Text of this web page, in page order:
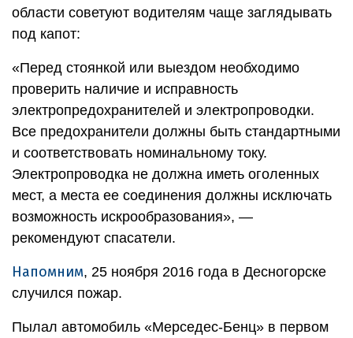
области советуют водителям чаще заглядывать
под капот:
«Перед стоянкой или выездом необходимо
проверить наличие и исправность
электропредохранителей и электропроводки.
Все предохранители должны быть стандартными
и соответствовать номинальному току.
Электропроводка не должна иметь оголенных
мест, а места ее соединения должны исключать
возможность искрообразования», —
рекомендуют спасатели.
Напомним, 25 ноября 2016 года в Десногорске
случился пожар.
Пылал автомобиль «Мерседес-Бенц» в первом